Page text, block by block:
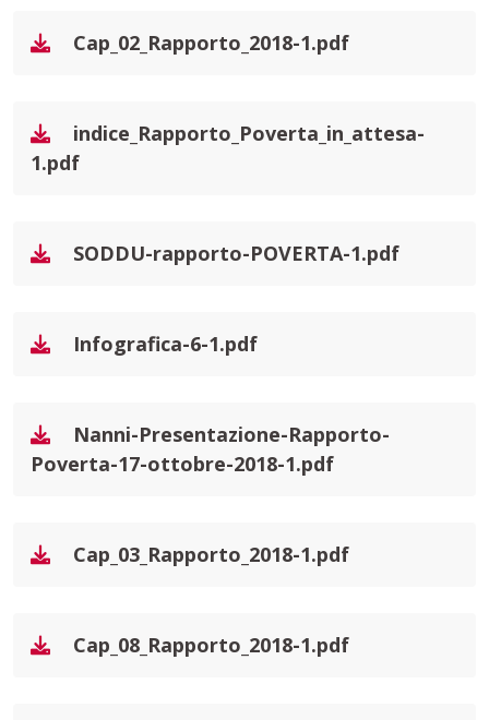
Cap_02_Rapporto_2018-1.pdf
indice_Rapporto_Poverta_in_attesa-
1.pdf
SODDU-rapporto-POVERTA-1.pdf
Infografica-6-1.pdf
Nanni-Presentazione-Rapporto-
Poverta-17-ottobre-2018-1.pdf
Cap_03_Rapporto_2018-1.pdf
Cap_08_Rapporto_2018-1.pdf